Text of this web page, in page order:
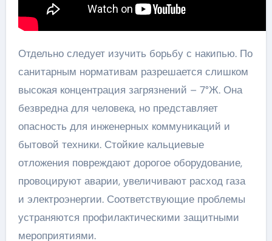
Отдельно следует изучить борьбу с накипью. По
санитарным нормативам разрешается слишком
высокая концентрация загрязнений – 7°Ж. Она
безвредна для человека, но представляет
опасность для инженерных коммуникаций и
бытовой техники. Стойкие кальциевые
отложения повреждают дорогое оборудование,
провоцируют аварии, увеличивают расход газа
и электроэнергии. Соответствующие проблемы
устраняются профилактическими защитными
мероприятиями.